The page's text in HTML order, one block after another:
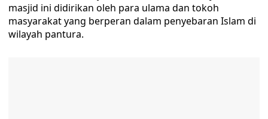
masjid ini didirikan oleh para ulama dan tokoh
masyarakat yang berperan dalam penyebaran Islam di
wilayah pantura.